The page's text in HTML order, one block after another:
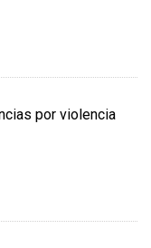
por violencia